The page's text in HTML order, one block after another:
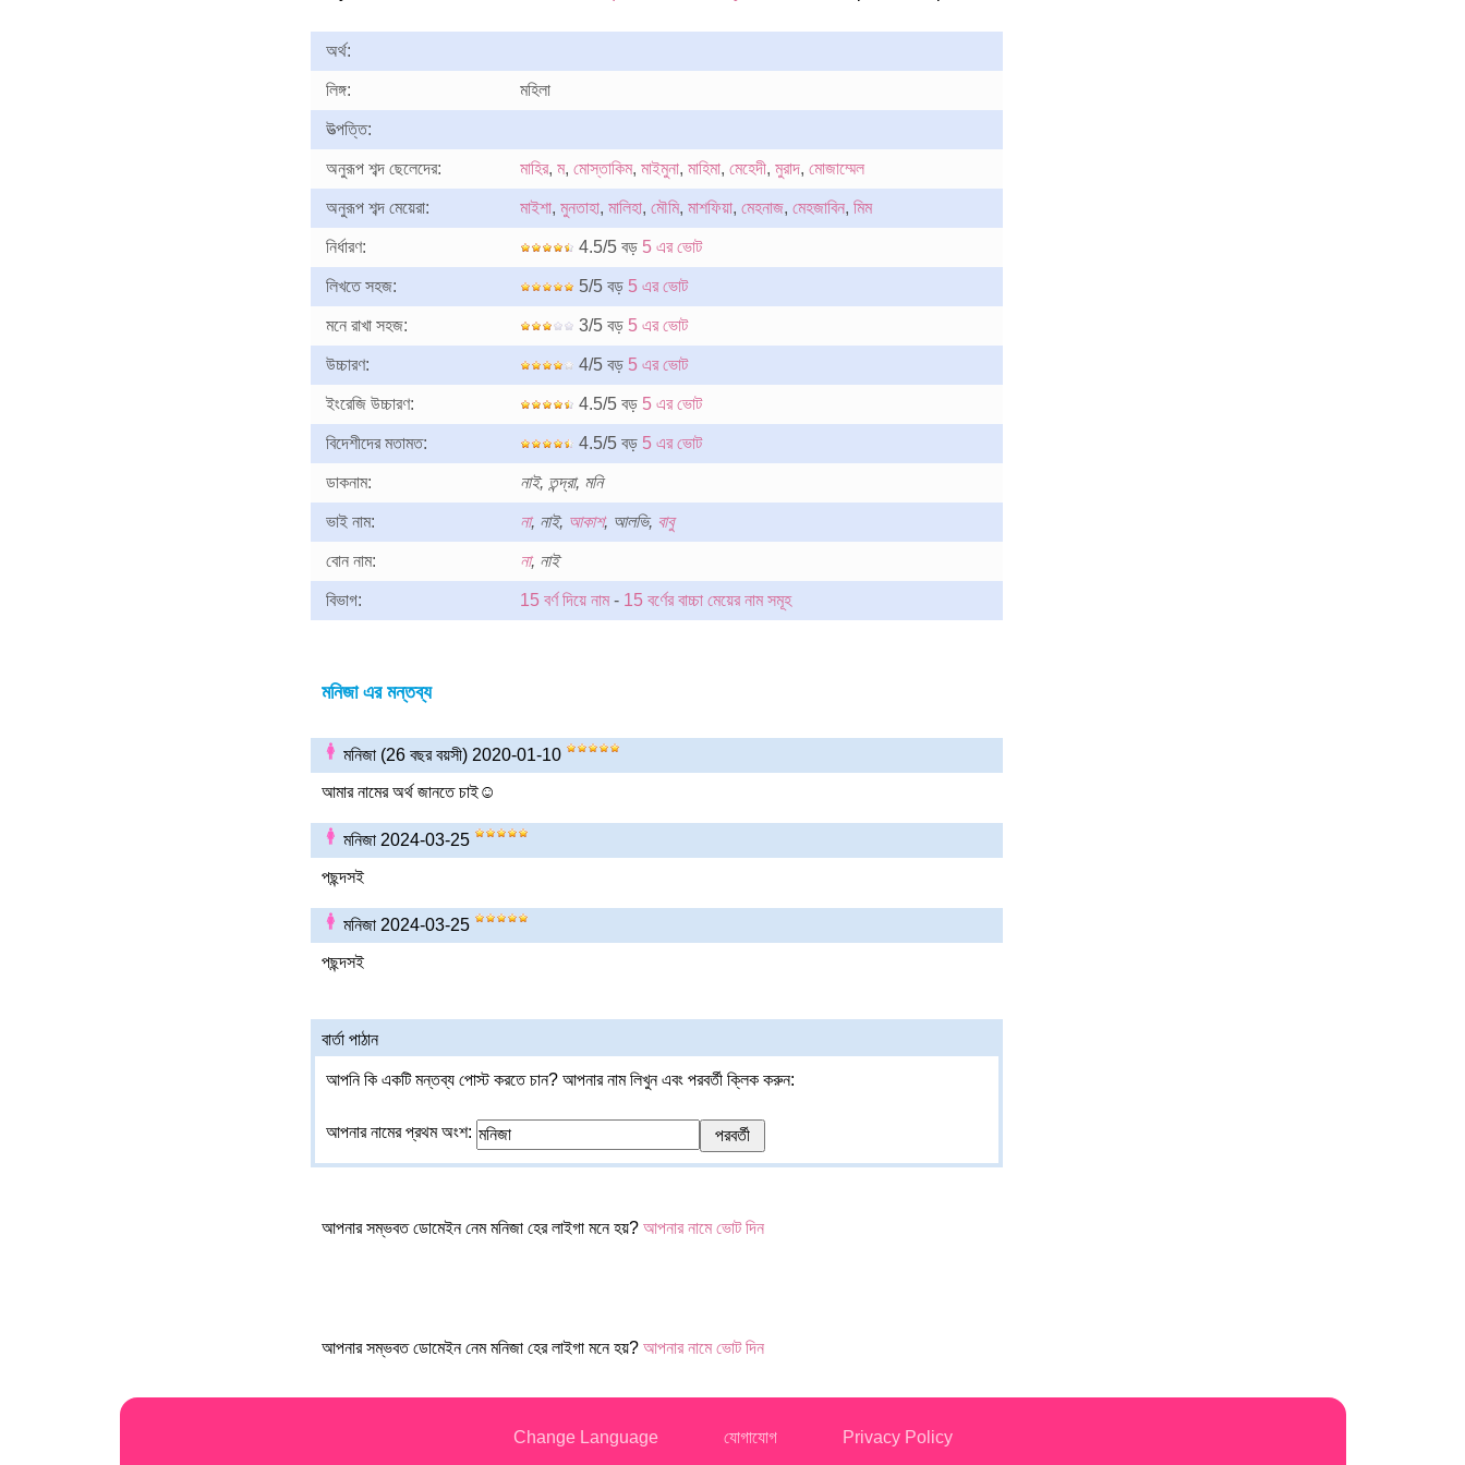
অর্থ:
লিঙ্গ: মহিলা
উত্পত্তি:
অনুরূপ শব্দ ছেলেদের: মাহির, ম, মোস্তাকিম, মাইমুনা, মাহিমা, মেহেদী, মুরাদ, মোজাম্মেল
অনুরূপ শব্দ মেয়েরা: মাইশা, মুনতাহা, মালিহা, মৌমি, মাশফিয়া, মেহনাজ, মেহজাবিন, মিম
নির্ধারণ: 4.5/5 বড় 5 এর ভোট
লিখতে সহজ: 5/5 বড় 5 এর ভোট
মনে রাখা সহজ: 3/5 বড় 5 এর ভোট
উচ্চারণ: 4/5 বড় 5 এর ভোট
ইংরেজি উচ্চারণ: 4.5/5 বড় 5 এর ভোট
বিদেশীদের মতামত: 4.5/5 বড় 5 এর ভোট
ডাকনাম: নাই, তন্দ্রা, মনি
ভাই নাম: না, নাই, আকাশ, আলভি, বাবু
বোন নাম: না, নাই
বিভাগ: 15 বর্ণ দিয়ে নাম- 15 বর্ণের বাচ্চা মেয়ের নাম সমূহ
মনিজা এর মন্তব্য
মনিজা (26 বছর বয়সী) 2020-01-10
আমার নামের অর্থ জানতে চাই☺
মনিজা 2024-03-25
পছন্দসই
মনিজা 2024-03-25
পছন্দসই
বার্তা পাঠান
আপনি কি একটি মন্তব্য পোস্ট করতে চান? আপনার নাম লিখুন এবং পরবর্তী ক্লিক করুন:
আপনার নামের প্রথম অংশ:
আপনার সম্ভবত ডোমেইন নেম মনিজা হের লাইগা মনে হয়? আপনার নামে ভোট দিন
আপনার সম্ভবত ডোমেইন নেম মনিজা হের লাইগা মনে হয়? আপনার নামে ভোট দিন
Change Language যোগাযোগ Privacy Policy